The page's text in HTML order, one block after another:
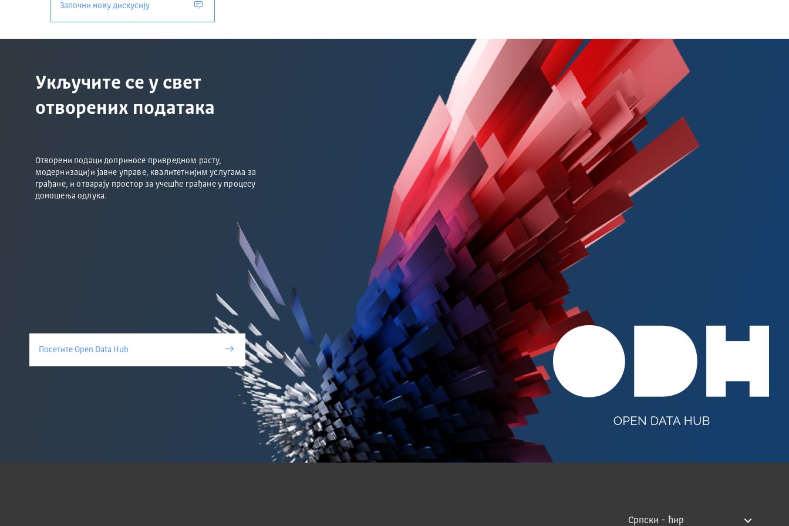
Методологија
Подаци су прикупљени из званичних евиденција основних јавних тужилаштава. У процесу припреме
уклоњени су сви лични и идентификациони подаци,
односи између учиниоца и жртве су класификовани и стандардизовани,
Подаци служе за статистичку и аналитичку употребу.
Није могућа идентификација појединачних случајева или лица.
Лиценца за коришћење података Портала отворених података Републике Србије, у
складу са чланом 26. Закона о електронској управи („Службени гласник РС“, бр. 27/2018).
Започни нову дискусију
Укључите се у свет
отворених података
Отворени подаци доприносе привредном расту,
модернизацији јавне управе, квалитетнијим услугама за
грађане, и отварају простор за учешће грађане у процесу
доношења одлука.
Посетите Open Data Hub